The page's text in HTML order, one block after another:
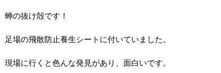
蝉の抜け殻です！
足場の飛散防止養生シートに付いていました。
現場に行くと色んな発見があり、面白いです。